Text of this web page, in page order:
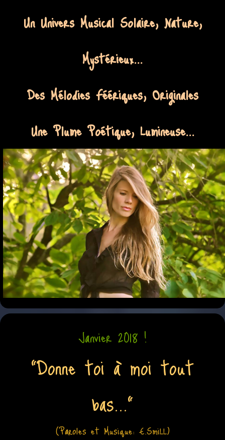
Un Univers Musical Solaire, Nature,
Mystérieux...
Des Mélodies Féériques, Originales
Une Plume Poétique, Lumineuse...
Janvier 2018 !
"Donne toi à moi tout
bas..."
(Paroles et Musique: E.SmiLL)